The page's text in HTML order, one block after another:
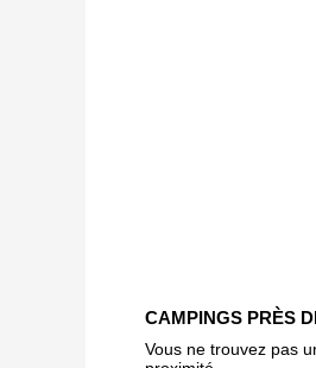
CAMPINGS PRÈS
Vous ne trouvez pas